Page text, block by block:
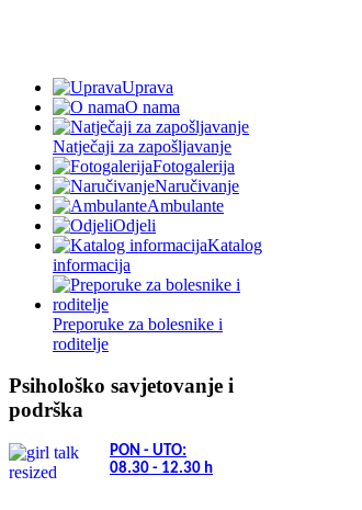
Uprava
O nama
Natječaji za zapošljavanje
Fotogalerija
Naručivanje
Ambulante
Odjeli
Katalog
informacija
Preporuke za bolesnike i
roditelje
Psihološko savjetovanje i
podrška
PON - UTO:
08.30 - 12.30 h